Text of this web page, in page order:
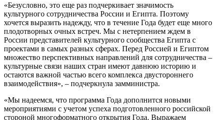
«Безусловно, это еще раз подчеркивает значимость
культурного сотрудничества России и Египта. Поэтому
хочется выразить надежду, что в течение Года будет еще много
плодотворных очных встреч. Мы с нетерпением ждем в
России представителей культурного сообщества Египта с
проектами в самых разных сферах. Перед Россией и Египтом
множество перспективных направлений для сотрудничества –
культурные связи наших стран имеют давнюю историю и
остаются важной частью всего комплекса двустороннего
взаимодействия», – подчеркнула замминистра.
«Мы надеемся, что программа Года дополнится новыми
мероприятиями с учетом успеха подготовленного российской
стороной многоформатного открытия Года. Выражаем